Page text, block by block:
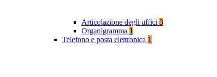
Articolazione degli uffici 3
Organigramma 1
Telefono e posta elettronica 1